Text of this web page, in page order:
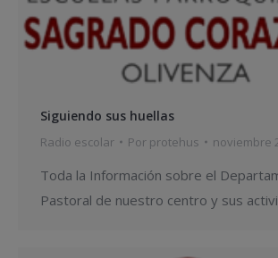
Siguiendo sus huellas
Radio escolar Por protehus noviembre
Toda la Información sobre el
Pastoral de nuestro centro y sus